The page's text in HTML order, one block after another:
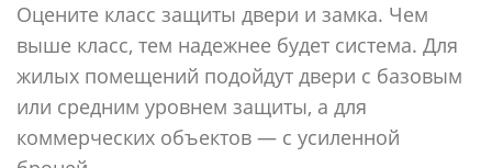
Оцените класс защиты двери и замка. Чем
выше класс, тем надежнее будет система. Для
жилых помещений подойдут двери с базовым
или средним уровнем защиты, а для
коммерческих объектов — с усиленной